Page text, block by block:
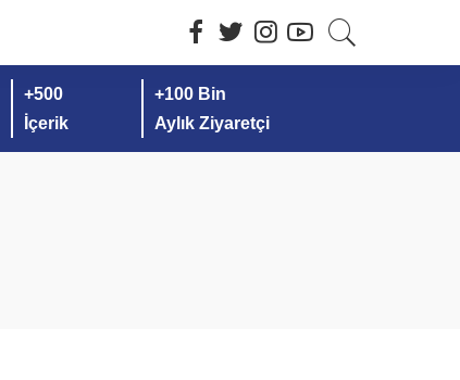
+500
İçerik
+100 Bin
Aylık Ziyaretçi